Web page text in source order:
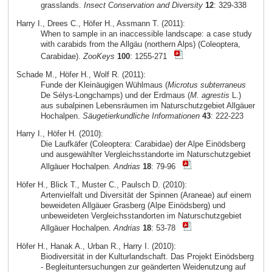
grasslands. Insect Conservation and Diversity 12: 329-338
Harry I., Drees C., Höfer H., Assmann T. (2011):
When to sample in an inaccessible landscape: a case study
with carabids from the Allgäu (northern Alps) (Coleoptera,
Carabidae). ZooKeys 100: 1255-271
Schade M., Höfer H., Wolf R. (2011):
Funde der Kleinäugigen Wühlmaus (Microtus subterraneus
De Sélys-Longchamps) und der Erdmaus (M. agrestis L.)
aus subalpinen Lebensräumen im Naturschutzgebiet Allgäuer
Hochalpen. Säugetierkundliche Informationen 43: 222-223
Harry I., Höfer H. (2010):
Die Laufkäfer (Coleoptera: Carabidae) der Alpe Einödsberg
und ausgewählter Vergleichsstandorte im Naturschutzgebiet
Allgäuer Hochalpen.Andrias 18: 79-96
Höfer H., Blick T., Muster C., Paulsch D. (2010):
Artenvielfalt und Diversität der Spinnen (Araneae) auf einem
beweideten Allgäuer Grasberg (Alpe Einödsberg) und
unbeweideten Vergleichsstandorten im Naturschutzgebiet
Allgäuer Hochalpen.Andrias 18: 53-78
Höfer H., Hanak A., Urban R., Harry I. (2010):
Biodiversität in der Kulturlandschaft. Das Projekt Einödsberg
- Begleituntersuchungen zur geänderten Weidenutzung auf